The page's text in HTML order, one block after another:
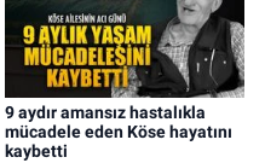
9 aydır amansız hastalıkla
mücadele eden Köse hayatını
kaybetti